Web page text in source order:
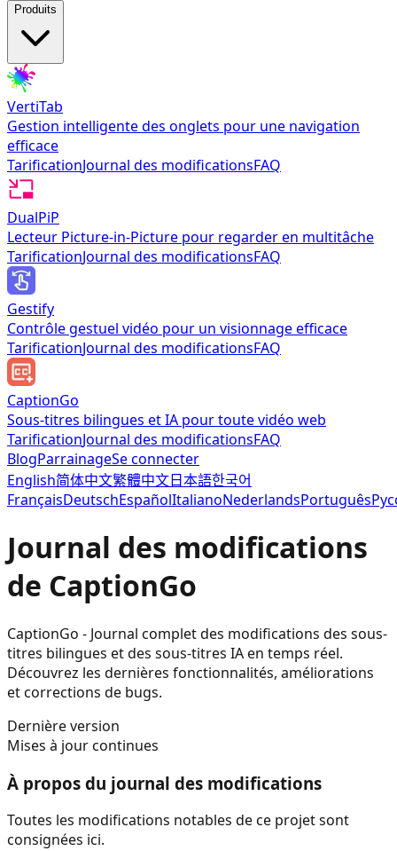
Produits
VertiTab
Gestion intelligente des onglets pour une navigation
efficace
TarificationJournal des modificationsFAQ
DualPiP
Lecteur Picture-in-Picture pour regarder en multitâche
TarificationJournal des modificationsFAQ
Gestify
Contrôle gestuel vidéo pour un visionnage efficace
TarificationJournal des modificationsFAQ
CaptionGo
Sous-titres bilingues et IA pour toute vidéo web
TarificationJournal des modificationsFAQ
BlogParrainageSe connecter
English简体中文繁體中文日本語한국어
FrançaisDeutschEspañolItalianoNederlandsPortuguês
Journal des modifications
de CaptionGo
CaptionGo - Journal complet des modifications des sous-
titres bilingues et des sous-titres IA en temps réel.
Découvrez les dernières fonctionnalités, améliorations
et corrections de bugs.
Dernière version
Mises à jour continues
À propos du journal des modifications
Toutes les modifications notables de ce projet sont
consignées ici.